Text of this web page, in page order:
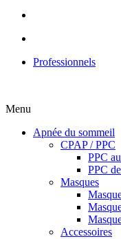
Professionnels
Menu
Apnée du sommeil
CPAP / PPC
PPC
PPC
Masques
Accessoires